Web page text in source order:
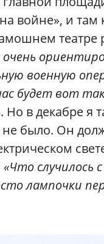
войне», и там
театре
военную
будет вот
. Но в декабре я
было. Он
«Что случилось с
лампочки